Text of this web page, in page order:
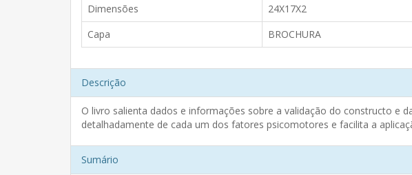
Dimensões
24X17X2
Capa
BROCHURA
Descrição
O livro salienta dados e informações sobre a validação do constructo e
detalhadamente de cada um dos fatores psicomotores e facilita a
Sumário